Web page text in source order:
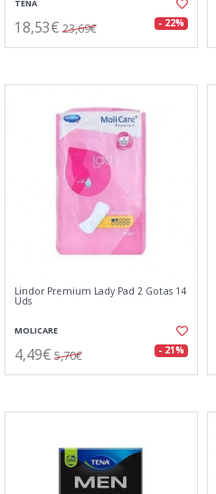
TENA
18,53€ 23,69€ - 22%
Lindor Premium Lady Pad 2 Gotas 14
Uds
MOLICARE
4,49€ 5,70€ - 21%